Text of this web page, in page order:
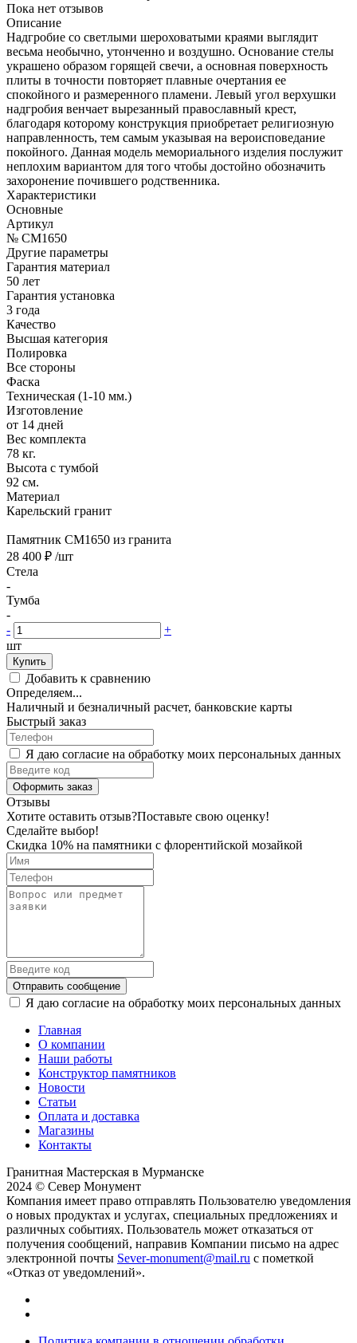
Пока нет отзывов
Описание
Надгробие со светлыми шероховатыми краями выглядит
весьма необычно, утонченно и воздушно. Основание стелы
украшено образом горящей свечи, а основная поверхность
плиты в точности повторяет плавные очертания ее
спокойного и размеренного пламени. Левый угол верхушки
надгробия венчает вырезанный православный крест,
благодаря которому конструкция приобретает религиозную
направленность, тем самым указывая на вероисповедание
покойного. Данная модель мемориального изделия послужит
неплохим вариантом для того чтобы достойно обозначить
захоронение почившего родственника.
Характеристики
Основные
Артикул
№ CM1650
Другие параметры
Гарантия материал
50 лет
Гарантия установка
3 года
Качество
Высшая категория
Полировка
Все стороны
Фаска
Техническая (1-10 мм.)
Изготовление
от 14 дней
Вес комплекта
78 кг.
Высота с тумбой
92 см.
Материал
Карельский гранит
Памятник CM1650 из гранита
28 400 ₽ /шт
Стела
-
Тумба
-
-
+
шт
Купить
Добавить к сравнению
Определяем...
Наличный и безналичный расчет, банковские карты
Быстрый заказ
Я даю согласие на обработку моих персональных данных
Оформить заказ
Отзывы
Хотите оставить отзыв?Поставьте свою оценку!
Сделайте выбор!
Скидка 10% на памятники с флорентийской мозайкой
Отправить сообщение
Я даю согласие на обработку моих персональных данных
Главная
О компании
Наши работы
Конструктор памятников
Новости
Статьи
Оплата и доставка
Магазины
Контакты
Гранитная Мастерская в Мурманске
2024 © Север Монумент
Компания имеет право отправлять Пользователю уведомления
о новых продуктах и услугах, специальных предложениях и
различных событиях. Пользователь может отказаться от
получения сообщений, направив Компании письмо на адрес
электронной почты Sever-monument@mail.ru с пометкой
«Отказ от уведомлений».